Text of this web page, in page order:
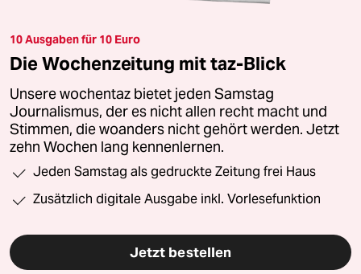
10 Ausgaben für 10 Euro
Die Wochenzeitung mit taz-Blick
Unsere wochentaz bietet jeden Samstag
Journalismus, der es nicht allen recht macht und
Stimmen, die woanders nicht gehört werden. Jetzt
zehn Wochen lang kennenlernen.
Jeden Samstag als gedruckte Zeitung frei Haus
Zusätzlich digitale Ausgabe inkl. Vorlesefunktion
Jetzt bestellen